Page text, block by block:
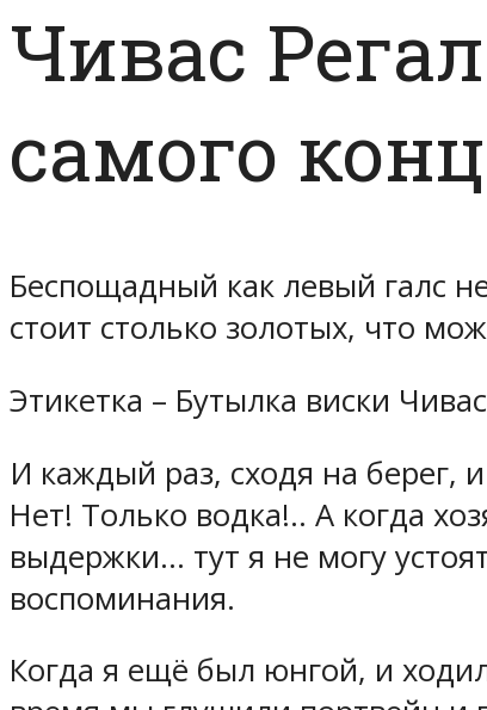
Чивас
самого
Беспощадный как левый галс
стоит столько золотых, что
Этикетка – Бутылка виски
И каждый раз, сходя на берег,
Нет! Только водка!.. А когда
выдержки… тут я не могу
воспоминания.
Когда я ещё был юнгой, и